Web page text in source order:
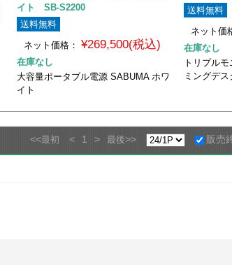
イト SB-S2200
送料無料
ネット価格： ¥269,500(税込)
在庫なし
大容量ポータブル電源 SABUMA ホワ
イト
送料無料
ネット価
在庫なし
トリプル
ミングデス
<<最初 < 1 > 最後>> 販売